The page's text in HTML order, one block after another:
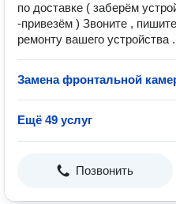
по доставке ( заберём
-привезём ) Звоните ,
ремонту вашего устройства .
Замена фронтальной
Ещё 49 услуг
Позвонить